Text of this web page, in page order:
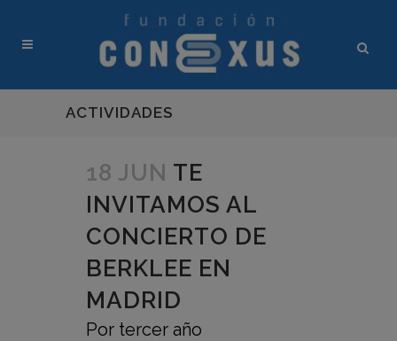
ACTIVIDADES
18 JUN TE
INVITAMOS AL
CONCIERTO DE
BERKLEE EN
MADRID
Por tercer año